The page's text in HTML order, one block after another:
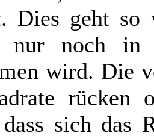
Dies geht so
nur noch in
wird. Die
rücken
sich das